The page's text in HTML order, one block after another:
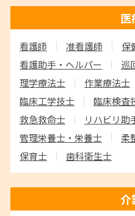
医
看護師 准看護師 保
看護助手・ヘルパー
巡
理学療法士
作業療法士
臨床工学技士
臨床検査
救急救命士
リハビリ助
管理栄養士・栄養士
柔
保育士
歯科衛生士
介